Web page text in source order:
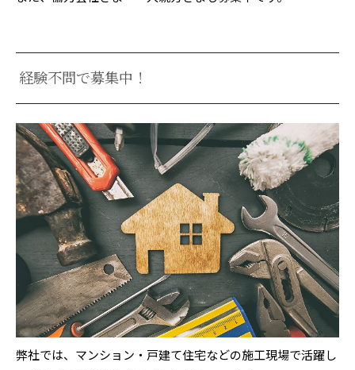
経験不問で募集中！
弊社では、マンション・戸建て住宅などの施工現場で活躍し